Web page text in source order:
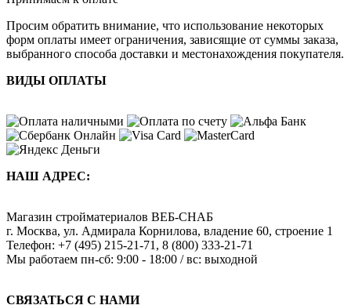
Просим обратить внимание, что использование некоторых
форм оплаты имеет ограничения, зависящие от суммы заказа,
выбранного способа доставки и местонахождения покупателя.
ВИДЫ ОПЛАТЫ
НАШ АДРЕС:
Магазин стройматериалов ВЕБ-СНАБ
г. Москва, ул. Адмирала Корнилова, владение 60, строение 1
Телефон: +7 (495) 215-21-71 , 8 (800) 333-21-71
Мы работаем пн-сб: 9:00 - 18:00 / вс: выходной
СВЯЗАТЬСЯ С НАМИ